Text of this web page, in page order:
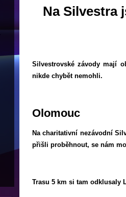
Na Silvestra
Silvestrovské závody mají
nikde chybět nemohli.
Olomouc
Na charitativní nezávodní
přišli proběhnout, se nám
Trasu 5 km si tam odklusaly